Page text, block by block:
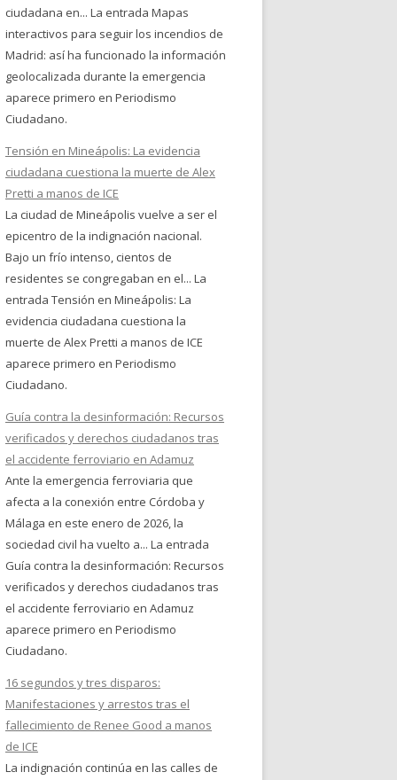
ciudadana en... La entrada Mapas
interactivos para seguir los incendios de
Madrid: así ha funcionado la información
geolocalizada durante la emergencia
aparece primero en Periodismo
Ciudadano.
Tensión en Mineápolis: La evidencia
ciudadana cuestiona la muerte de Alex
Pretti a manos de ICE
La ciudad de Mineápolis vuelve a ser el
epicentro de la indignación nacional.
Bajo un frío intenso, cientos de
residentes se congregaban en el... La
entrada Tensión en Mineápolis: La
evidencia ciudadana cuestiona la
muerte de Alex Pretti a manos de ICE
aparece primero en Periodismo
Ciudadano.
Guía contra la desinformación: Recursos
verificados y derechos ciudadanos tras
el accidente ferroviario en Adamuz
Ante la emergencia ferroviaria que
afecta a la conexión entre Córdoba y
Málaga en este enero de 2026, la
sociedad civil ha vuelto a... La entrada
Guía contra la desinformación: Recursos
verificados y derechos ciudadanos tras
el accidente ferroviario en Adamuz
aparece primero en Periodismo
Ciudadano.
16 segundos y tres disparos:
Manifestaciones y arrestos tras el
fallecimiento de Renee Good a manos
de ICE
La indignación continúa en las calles de